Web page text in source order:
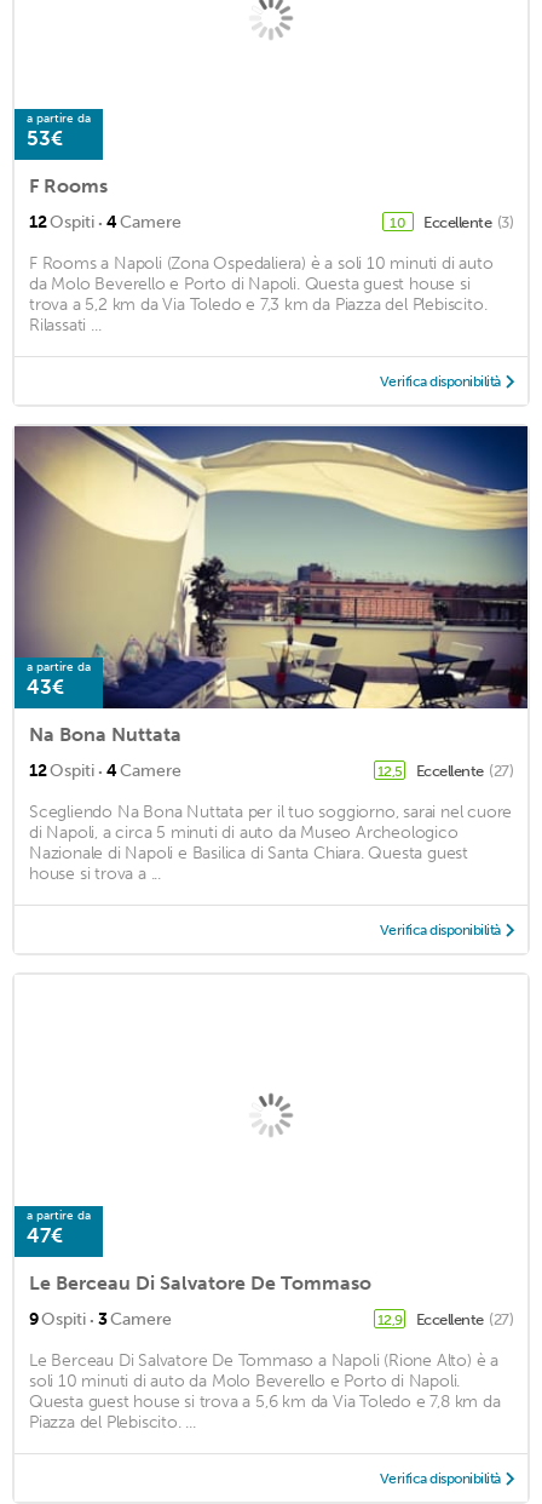
a partire da
53€
F Rooms
12Ospiti · 4Camere 10 Eccellente (3)
F Rooms a Napoli (Zona Ospedaliera) è a soli 10 minuti di auto
da Molo Beverello e Porto di Napoli. Questa guest house si
trova a 5,2 km da Via Toledo e 7,3 km da Piazza del Plebiscito.
Rilassati ...
Verifica disponibilità
a partire da
43€
Na Bona Nuttata
12Ospiti · 4Camere 12,5 Eccellente (27)
Scegliendo Na Bona Nuttata per il tuo soggiorno, sarai nel cuore
di Napoli, a circa 5 minuti di auto da Museo Archeologico
Nazionale di Napoli e Basilica di Santa Chiara. Questa guest
house si trova a ...
Verifica disponibilità
a partire da
47€
Le Berceau Di Salvatore De Tommaso
9Ospiti · 3Camere 12,9 Eccellente (27)
Le Berceau Di Salvatore De Tommaso a Napoli (Rione Alto) è a
soli 10 minuti di auto da Molo Beverello e Porto di Napoli.
Questa guest house si trova a 5,6 km da Via Toledo e 7,8 km da
Piazza del Plebiscito. ...
Verifica disponibilità